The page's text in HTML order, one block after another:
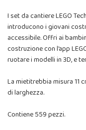
I set da cantiere LEGO
introducono i giovani
accessibile. Offri ai
costruzione con l’app
ruotare i modelli in 3D, e
La mietitrebbia misura 11
di larghezza.
Contiene 559 pezzi.